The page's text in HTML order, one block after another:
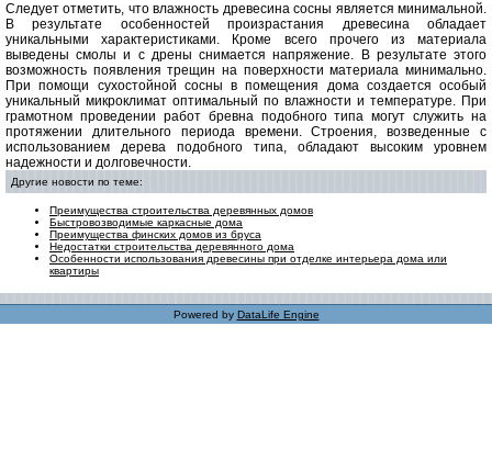
Следует отметить, что влажность древесина сосны является минимальной.
В результате особенностей произрастания древесина обладает
уникальными характеристиками. Кроме всего прочего из материала
выведены смолы и с дрены снимается напряжение. В результате этого
возможность появления трещин на поверхности материала минимально.
При помощи сухостойной сосны в помещения дома создается особый
уникальный микроклимат оптимальный по влажности и температуре. При
грамотном проведении работ бревна подобного типа могут служить на
протяжении длительного периода времени. Строения, возведенные с
использованием дерева подобного типа, обладают высоким уровнем
надежности и долговечности.
Другие новости по теме:
Преимущества строительства деревянных домов
Быстровозводимые каркасные дома
Преимущества финских домов из бруса
Недостатки строительства деревянного дома
Особенности использования древесины при отделке интерьера дома или
квартиры
Powered by DataLife Engine